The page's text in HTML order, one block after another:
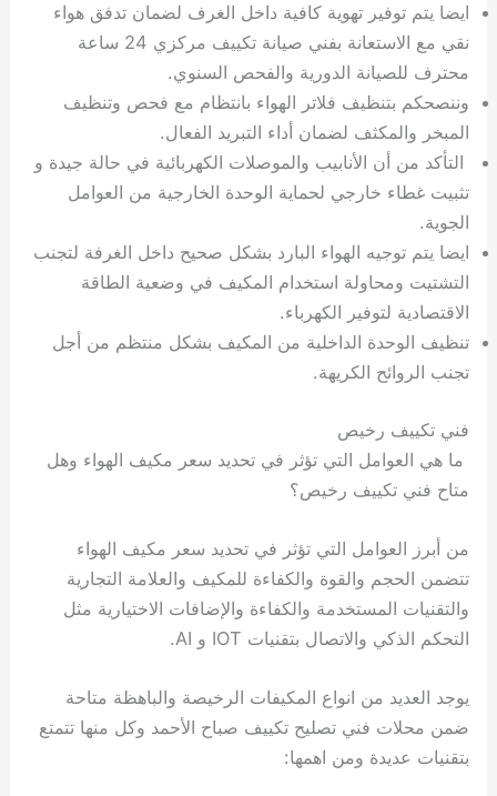
ايضا يتم توفير تهوية كافية داخل الغرف لضمان تدفق هواء
نقي مع الاستعانة بفني صيانة تكييف مركزي 24 ساعة
محترف للصيانة الدورية والفحص السنوي.
وننصحكم بتنظيف فلاتر الهواء بانتظام مع فحص وتنظيف
المبخر والمكثف لضمان أداء التبريد الفعال.
التأكد من أن الأنابيب والموصلات الكهربائية في حالة جيدة و
تثبيت غطاء خارجي لحماية الوحدة الخارجية من العوامل
الجوية.
ايضا يتم توجيه الهواء البارد بشكل صحيح داخل الغرفة لتجنب
التشتيت ومحاولة استخدام المكيف في وضعية الطاقة
الاقتصادية لتوفير الكهرباء.
تنظيف الوحدة الداخلية من المكيف بشكل منتظم من أجل
تجنب الروائح الكريهة.
فني تكييف رخيص
ما هي العوامل التي تؤثر في تحديد سعر مكيف الهواء وهل
متاح فني تكييف رخيص؟
من أبرز العوامل التي تؤثر في تحديد سعر مكيف الهواء
تتضمن الحجم والقوة والكفاءة للمكيف والعلامة التجارية
والتقنيات المستخدمة والكفاءة والإضافات الاختيارية مثل
التحكم الذكي والاتصال بتقنيات IOT و AI.
يوجد العديد من انواع المكيفات الرخيصة والباهظة متاحة
ضمن محلات فني تصليح تكييف صباح الأحمد وكل منها تتمتع
بتقنيات عديدة ومن اهمها: